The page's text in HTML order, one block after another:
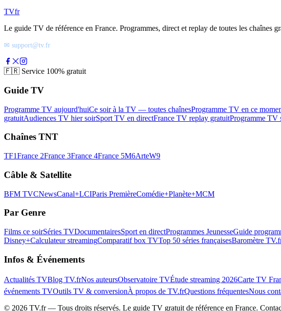
TVfr
Le guide TV de référence en France. Programmes, direct et replay de toutes les chaînes
✉ support@tv.fr
🇫🇷 Service 100% gratuit
Guide TV
Programme TV aujourd'huiCe soir à la TV — toutes chaînesProgramme TV en ce
gratuitAudiences TV hier soirSport TV en directFrance TV replay gratuitProgramme TV
Chaînes TNT
TF1France 2France 3France 4France 5M6ArteW9
Câble & Satellite
BFM TVCNewsCanal+LCIParis PremièreComédie+Planète+MCM
Par Genre
Films ce soirSéries TVDocumentairesSport en directProgrammes JeunesseGuide
Disney+Calculateur streamingComparatif box TVTop 50 séries françaisesBaromètre
Infos & Événements
Actualités TVBlog TV.frNos auteursObservatoire TVÉtude streaming 2026Carte TV
événements TVOutils TV & conversionÀ propos de TV.frQuestions fréquentesNous
© 2026 TV.fr — Tous droits réservés. Le guide TV gratuit de référence en France.